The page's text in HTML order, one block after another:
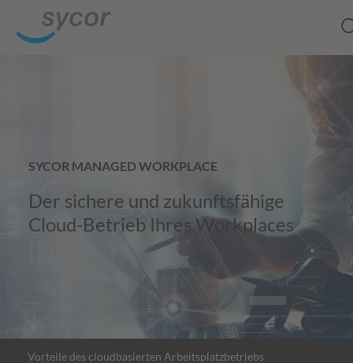
SYCOR MANAGED WORKPLACE
Der sichere und zukunftsfähige
Cloud-Betrieb Ihres Workplaces
Vorteile des cloudbasierten Arbeitsplatzbetriebs